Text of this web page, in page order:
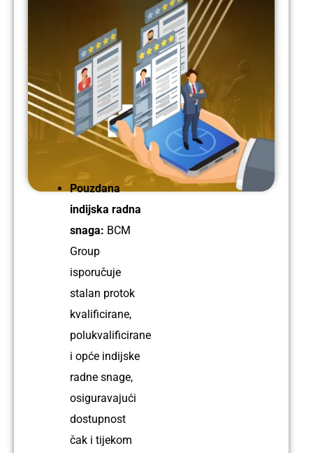
Električar
Iskustvo:
godina
Ime:
Petta
Profil:
Pouzdana
indijska radna
snaga: BCM
Group
isporučuje
stalan protok
kvalificirane,
polukvalificirane
i opće indijske
radne snage,
osiguravajući
dostupnost
čak i tijekom